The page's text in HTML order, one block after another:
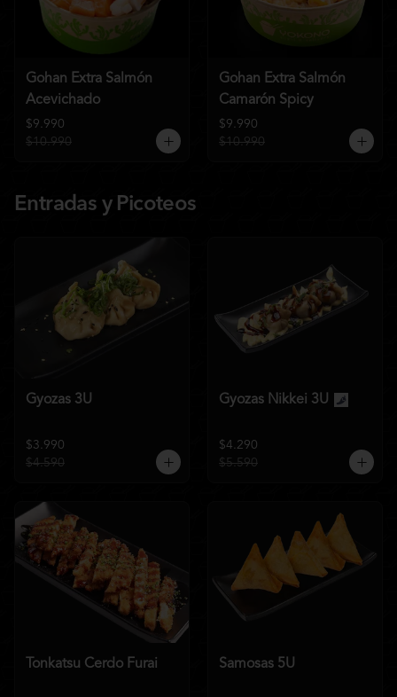
Gohan Extra Salmón
Acevichado
$9.990
$10.990
Gohan Extra Salmón
Camarón Spicy
$9.990
$10.990
Entradas y Picoteos
Gyozas 3U
$3.990
$4.590
Gyozas Nikkei 3U
$4.290
$5.590
Tonkatsu Cerdo Furai Samosas 5U